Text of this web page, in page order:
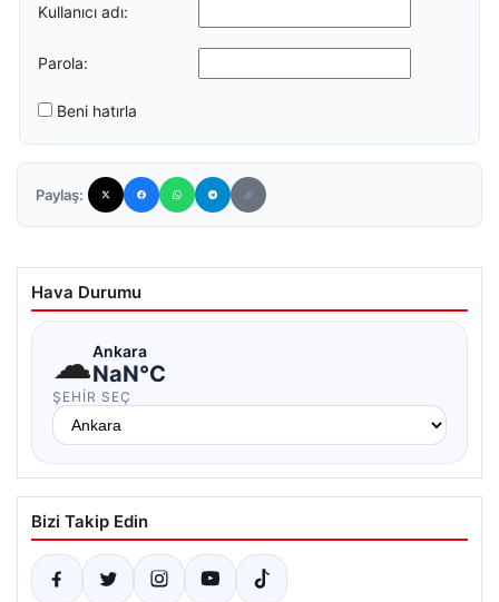
Kullanıcı adı:
Parola:
Beni hatırla
Paylaş:
Hava Durumu
☁Ankara
NaN°C
ŞEHIR SEÇ
Bizi Takip Edin